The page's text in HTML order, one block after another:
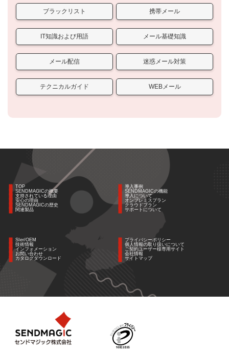
ブラックリスト 携帯メール
IT知識および用語 メール基礎知識
メール配信 迷惑メール対策
テクニカルガイド WEBメール
TOP
SENDMAGICの概要
支持されている理由
安心の理由
SENDMAGICの歴史
関連製品
導入事例
SENDMAGICの機能
導入について
オンプレミスプラン
クラウドプラン
サポートについて
SIer/OEM
技術情報
インフォメーション
お問い合わせ
カタログダウンロード
プライバシーポリシー
個人情報の取り扱いについて
ご契約ユーザー様専用サイト
会社情報
サイトマップ